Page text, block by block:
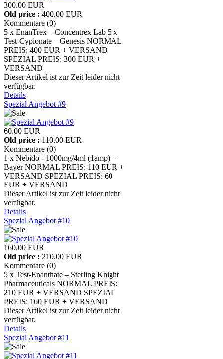
300.00 EUR
Old price : 400.00 EUR
Kommentare (0)
5 x EnanTrex – Concentrex Lab 5 x
Test-Cypionate – Genesis NORMAL
PREIS: 400 EUR + VERSAND
SPEZIAL PREIS: 300 EUR +
VERSAND
Dieser Artikel ist zur Zeit leider nicht
verfügbar.
Details
Spezial Angebot #9
60.00 EUR
Old price : 110.00 EUR
Kommentare (0)
1 x Nebido - 1000mg/4ml (1amp) –
Bayer NORMAL PREIS: 110 EUR +
VERSAND SPEZIAL PREIS: 60
EUR + VERSAND
Dieser Artikel ist zur Zeit leider nicht
verfügbar.
Details
Spezial Angebot #10
160.00 EUR
Old price : 210.00 EUR
Kommentare (0)
5 x Test-Enanthate – Sterling Knight
Pharmaceuticals NORMAL PREIS:
210 EUR + VERSAND SPEZIAL
PREIS: 160 EUR + VERSAND
Dieser Artikel ist zur Zeit leider nicht
verfügbar.
Details
Spezial Angebot #11